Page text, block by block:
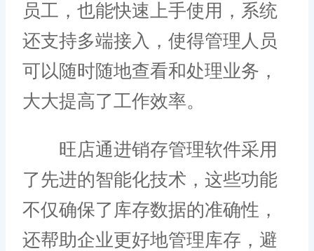
员工，也能快速上手使用，系统
还支持多端接入，使得管理人员
可以随时随地查看和处理业务，
大大提高了工作效率。
旺店通进销存管理软件采用
了先进的智能化技术，这些功能
不仅确保了库存数据的准确性，
还帮助企业更好地管理库存，避